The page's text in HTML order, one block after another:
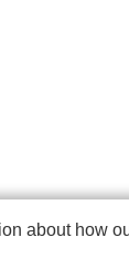
about how